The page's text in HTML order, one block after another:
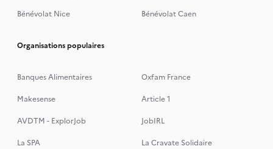
Bénévolat Nice
Bénévolat Caen
Organisations populaires
Banques Alimentaires
Oxfam France
Makesense
Article 1
AVDTM - ExplorJob
JobIRL
La SPA
La Cravate Solidaire